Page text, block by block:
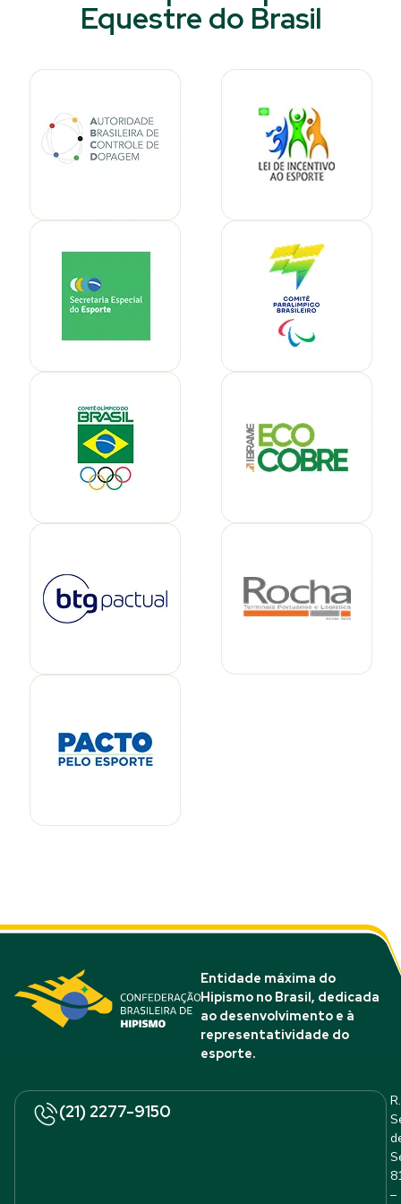
Equestre do Brasil​
Entidade máxima do
Hipismo no Brasil, dedicada
ao desenvolvimento e à
representatividade do
esporte.
(21) 2277-9150
R.
–